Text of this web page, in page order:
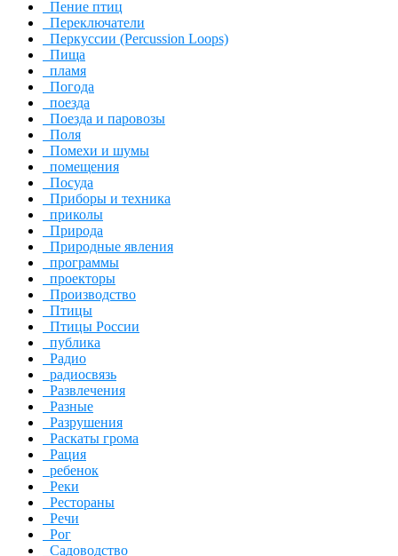
Пение птиц
Переключатели
Перкуссии (Percussion Loops)
Пища
пламя
Погода
поезда
Поезда и паровозы
Поля
Помехи и шумы
помещения
Посуда
Приборы и техника
приколы
Природа
Природные явления
программы
проекторы
Производство
Птицы
Птицы России
публика
Радио
радиосвязь
Развлечения
Разные
Разрушения
Раскаты грома
Рация
ребенок
Реки
Рестораны
Речи
Рог
Садоводство